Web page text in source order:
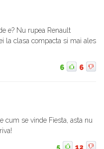
e? Nu rupea Renault
la clasa compacta si mai ales
6 6
cum se vinde Fiesta, asta nu
5 12